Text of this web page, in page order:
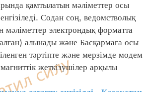
қамтылатын мәліметтер осы
Содан соң, ведомстволық
мәліметтер электрондық форматта
алынады және Басқармаға осы
тәртіпте және мерзімде модем
жеткізушілер арқылы